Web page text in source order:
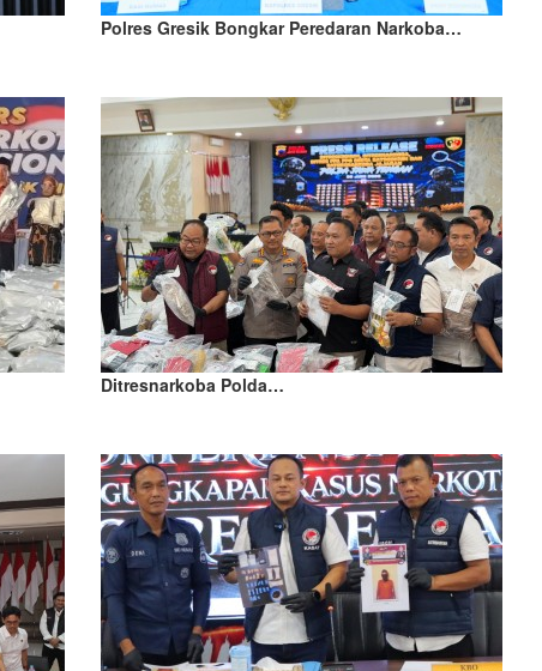
Polres Gresik Bongkar Peredaran Narkoba…
Ditresnarkoba Polda…